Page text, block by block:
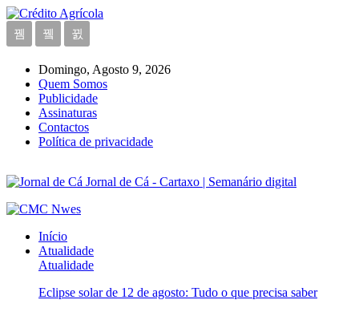
Domingo, Agosto 9, 2026
Quem Somos
Publicidade
Assinaturas
Contactos
Política de privacidade
Jornal de Cá - Cartaxo | Semanário digital
Início
Atualidade
Atualidade
Eclipse solar de 12 de agosto: Tudo o que precisa saber